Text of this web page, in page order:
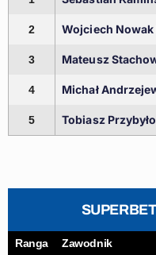
2 Wojciech Nowak
3 Mateusz
4 Michał
5 Tobiasz Przybyło
Ranga Zawodnik